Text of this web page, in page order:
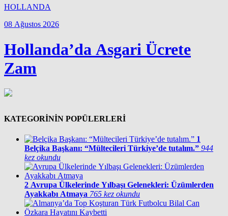
HOLLANDA
08 Ağustos 2026
Hollanda’da Asgari Ücrete
Zam
KATEGORİNİN POPÜLERLERİ
1
Belçika Başkanı: “Mültecileri Türkiye’de tutalım.” 944
kez okundu
2 Avrupa Ülkelerinde Yılbaşı Gelenekleri: Üzümlerden
Ayakkabı Atmaya 765 kez okundu